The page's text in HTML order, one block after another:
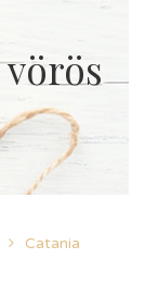
vörös
Catania